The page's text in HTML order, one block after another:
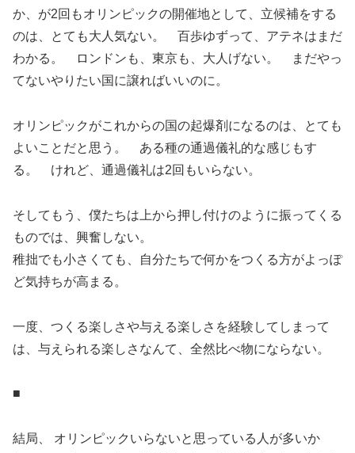
か、が2回もオリンピックの開催地として、立候補をする
のは、とても大人気ない。 百歩ゆずって、アテネはまだ
わかる。 ロンドンも、東京も、大人げない。 まだやっ
てないやりたい国に譲ればいいのに。
オリンピックがこれからの国の起爆剤になるのは、とても
よいことだと思う。 ある種の通過儀礼的な感じもす
る。 けれど、通過儀礼は2回もいらない。
そしてもう、僕たちは上から押し付けのように振ってくる
ものでは、興奮しない。
稚拙でも小さくても、自分たちで何かをつくる方がよっぽ
ど気持ちが高まる。
一度、つくる楽しさや与える楽しさを経験してしまって
は、与えられる楽しさなんて、全然比べ物にならない。
■
結局、 オリンピックいらないと思っている人が多いか